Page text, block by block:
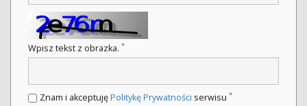
Wpisz tekst z obrazka. *
Znam i akceptujęPolitykę Prywatności serwisu *